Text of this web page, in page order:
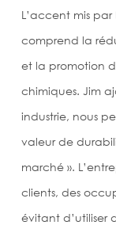
L’accent mis par
comprend la
et la promotion
chimiques. Jim
industrie, nous
valeur de
marché ».
clients, des
évitant d’utiliser